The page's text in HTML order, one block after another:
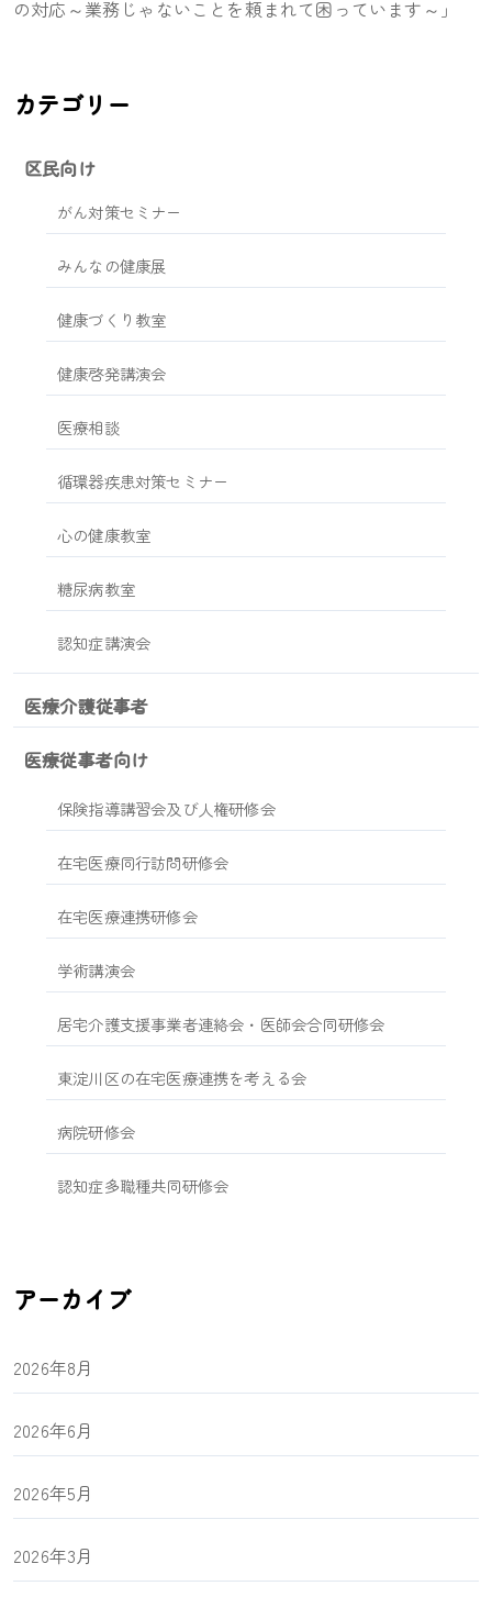
の対応～業務じゃないことを頼まれて困っています～」
カテゴリー
区民向け
がん対策セミナー
みんなの健康展
健康づくり教室
健康啓発講演会
医療相談
循環器疾患対策セミナー
心の健康教室
糖尿病教室
認知症講演会
医療介護従事者
医療従事者向け
保険指導講習会及び人権研修会
在宅医療同行訪問研修会
在宅医療連携研修会
学術講演会
居宅介護支援事業者連絡会・医師会合同研修会
東淀川区の在宅医療連携を考える会
病院研修会
認知症多職種共同研修会
アーカイブ
2026年8月
2026年6月
2026年5月
2026年3月